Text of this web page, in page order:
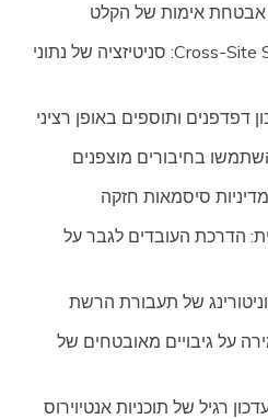
תקיפות Cross-Site Scripting (XSS): סניטיזציה של נתוני
דפדפנים ותוספים באופן רציני
בחיבורים מוצפנים
סיסמאות חזקה
הדרכת העובדים לגבר על
על גיבויים מאובטחים של
רגיל של תוכניות אנטיוירוס